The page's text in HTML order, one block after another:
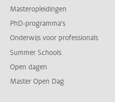
Masteropleidingen
PhD-programma's
Onderwijs voor professionals
Summer Schools
Open dagen
Master Open Dag